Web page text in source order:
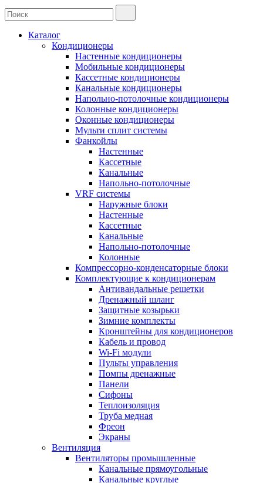
Каталог
Кондиционеры
Настенные кондиционеры
Мобильные кондиционеры
Кассетные кондиционеры
Канальные кондиционеры
Напольно-потолочные кондиционеры
Колонные кондиционеры
Оконные кондиционеры
Мульти сплит системы
Фанкойлы
Настенные
Кассетные
Канальные
Напольно-потолочные
VRF системы
Наружные блоки
Настенные
Кассетные
Канальные
Напольно-потолочные
Колонные
Компрессорно-конденсаторные блоки
Комплектующие к кондиционерам
Антивандальные решетки
Дренажный шланг
Защитные козырьки
Зимние комплекты
Кронштейны для кондиционеров
Кабель и провод
Wi-Fi модули
Пульты управления
Помпы дренажные
Панели
Сифоны
Теплоизоляция
Труба медная
Фреон
Экраны
Вентиляция
Вентиляторы промышленные
Канальные прямоугольные
Канальные круглые